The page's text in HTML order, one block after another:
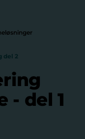
del 2
- del 1